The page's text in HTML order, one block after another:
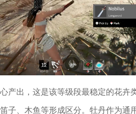
产出，这是该等级段最稳定的花卉
子、木鱼等形成区分。牡丹作为通